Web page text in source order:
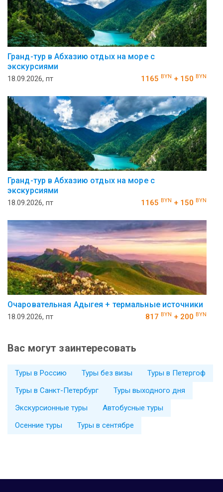
Гранд-тур в Абхазию отдых на море с
экскурсиями
18.09.2026, пт 1165 BYN + 150 BYN
Гранд-тур в Абхазию отдых на море с
экскурсиями
18.09.2026, пт 1165 BYN + 150 BYN
Очаровательная Адыгея + термальные источники
18.09.2026, пт 817 BYN + 200 BYN
Вас могут заинтересовать
Туры в Россию Туры без визы
Туры в Петергоф
Туры в Санкт-Петербург
Туры выходного дня
Экскурсионные туры
Автобусные туры
Осенние туры
Туры в сентябре